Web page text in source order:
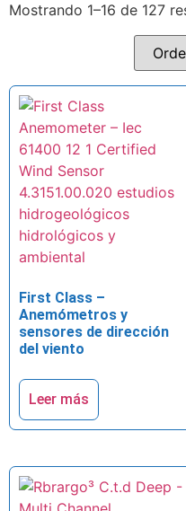
Mostrando 1–16 de 127
First Class –
Anemómetros y
sensores de dirección
del viento
Leer más